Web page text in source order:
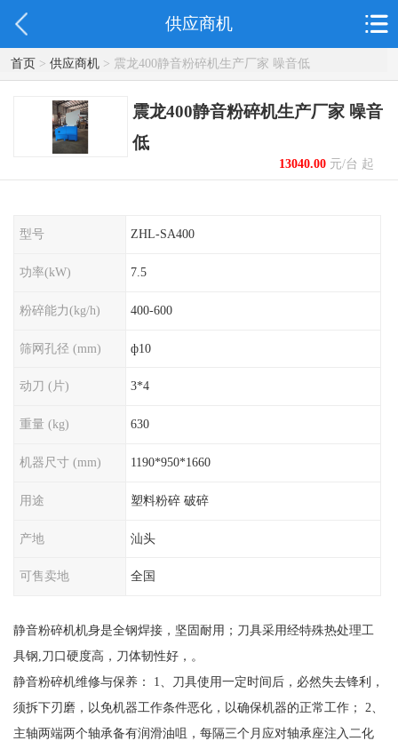
供应商机
首页> 供应商机> 震龙400静音粉碎机生产厂家 噪音低
震龙400静音粉碎机生产厂家 噪音
低
13040.00元/台 起
型号 ZHL-SA400
功率(kW) 7.5
粉碎能力(kg/h) 400-600
筛网孔径 (mm) ф10
动刀 (片) 3*4
重量 (kg) 630
机器尺寸 (mm) 1190*950*1660
用途 塑料粉碎 破碎
产地 汕头
可售卖地 全国
静音粉碎机机身是全钢焊接，坚固耐用；刀具采用经特殊热处理工
具钢,刀口硬度高，刀体韧性好，。
静音粉碎机维修与保养： 1、刀具使用一定时间后，必然失去锋利，
须拆下刃磨，以免机器工作条件恶化，以确保机器的正常工作； 2、
主轴两端两个轴承备有润滑油咀，每隔三个月应对轴承座注入二化